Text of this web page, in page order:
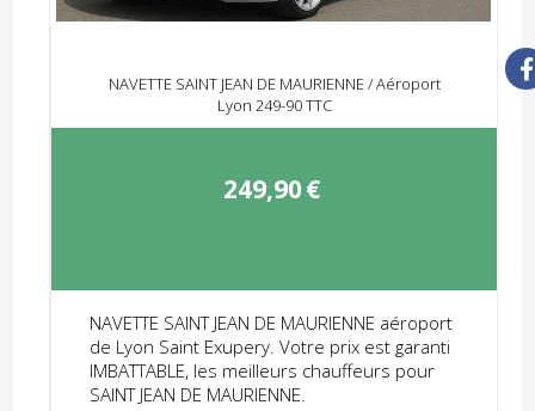
NAVETTE SAINT JEAN DE MAURIENNE / Aéroport
Lyon 249-90 TTC
249,90€
NAVETTE SAINT JEAN DE MAURIENNE aéroport
de Lyon Saint Exupery. Votre prix est garanti
IMBATTABLE, les meilleurs chauffeurs pour
SAINT JEAN DE MAURIENNE.